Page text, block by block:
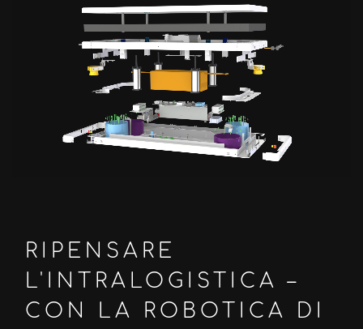
RIPENSARE
L'INTRALOGISTICA –
CON LA ROBOTICA DI